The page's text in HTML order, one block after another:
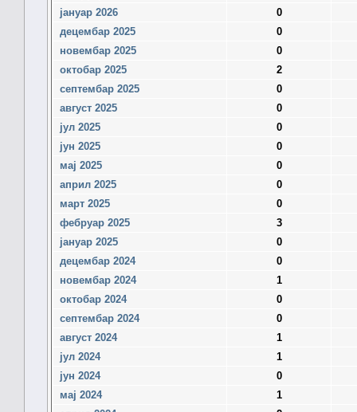
јануар 2026
0
децембар 2025
0
новембар 2025
0
октобар 2025
2
септембар 2025
0
август 2025
0
јул 2025
0
јун 2025
0
мај 2025
0
април 2025
0
март 2025
0
фебруар 2025
3
јануар 2025
0
децембар 2024
0
новембар 2024
1
октобар 2024
0
септембар 2024
0
август 2024
1
јул 2024
1
јун 2024
0
мај 2024
1